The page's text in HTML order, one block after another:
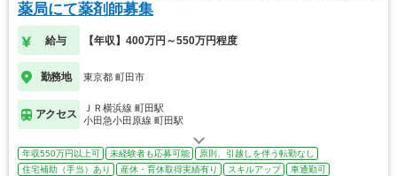
薬局にて薬剤師募集
給与 【年収】400万円～550万円程度
勤務地 東京都 町田市
アクセス
ＪＲ横浜線 町田駅
小田急小田原線 町田駅
年収550万円以上可 未経験者も応募可能
原則、引越しを伴う転勤なし
住宅補助（手当）あり
産休・育休取得実績有り スキルアップ
車通勤可